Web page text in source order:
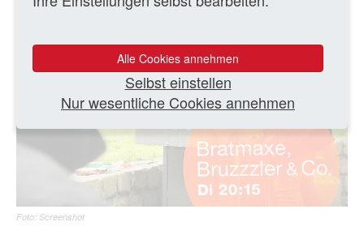
Foto: Screenshot
Alle Cookies annehmen
Selbst einstellen
Nur wesentliche Cookies annehmen